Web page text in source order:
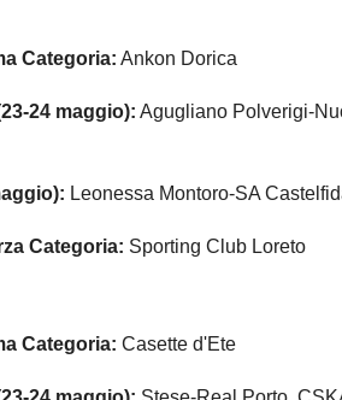
Categoria: Ankon Dorica
24 maggio): Agugliano Polverigi-
Leonessa Montoro-SA
Categoria: Sporting Club Loreto
Categoria: Casette d'Ete